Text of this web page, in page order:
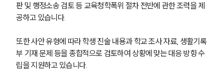
판 및 행정소송 검토 등 교육청학폭위 절차 전반에 관한 조력을 제
공하고 있습니다.
또한 사안 유형에 따라 학생 진술 내용과 학교 조사 자료, 생활기록
부 기재 문제 등을 종합적으로 검토하여 상황에 맞는 대응 방향 수
립을 지원하고 있습니다.